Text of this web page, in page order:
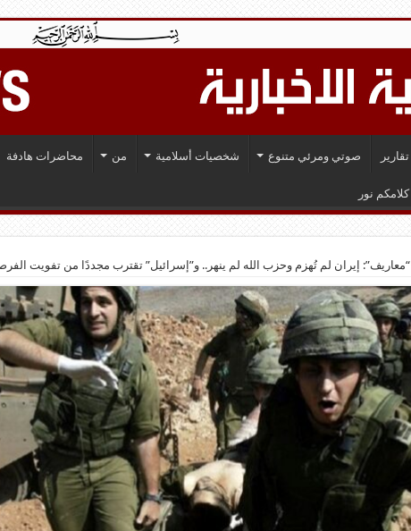
تقارير صوتي ومرئي متنوع شخصيات أسلامية من محاضرات هادفة
كلامكم نور
“معاريف”: إيران لم تُهزم وحزب الله لم ينهر.. و”إسرائيل” تقترب مجددًا من تفويت